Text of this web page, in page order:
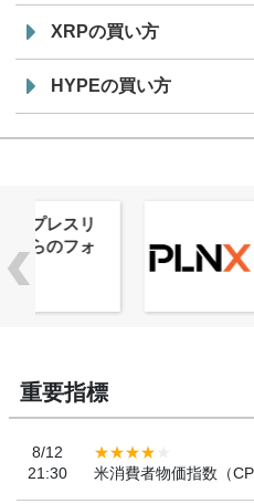
XRPの買い方
HYPEの買い方
株式会社
ーバル
「
重要指標
8/12
21:30
米消費者物価指数（